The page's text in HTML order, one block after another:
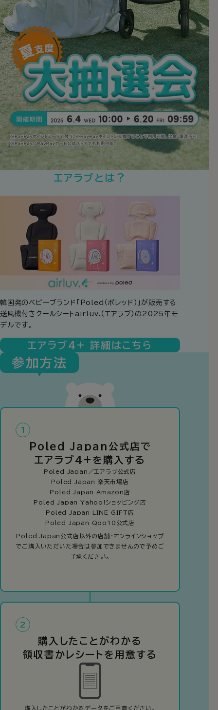
エアラブとは？
韓国発のベビーブランド「Poled（ポレッド）」が販売する
送風機付きクールシートairluv.（エアラブ）の2025年モ
デルです。
エアラブ4+ 詳細はこちら
参加方法
1
Poled Japan公式店で
エアラブ4+を購入する
Poled Japan／エアラブ公式店
Poled Japan 楽天市場店
Poled Japan Amazon店
Poled Japan Yahoo!ショッピング店
Poled Japan LINE GIFT店
Poled Japan Qoo10公式店
Poled Japan公式店以外の店舗・オンラインショップ
でご購入いただいた場合は参加できませんので予めご
了承ください。
2
購入したことがわかる
領収書かレシートを用意する
購入したことがわかるデータをご用意ください。